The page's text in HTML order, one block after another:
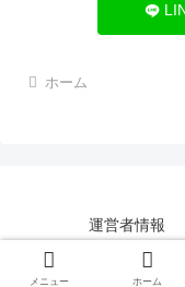
ホーム
運営者情報
©
メニュー ホーム